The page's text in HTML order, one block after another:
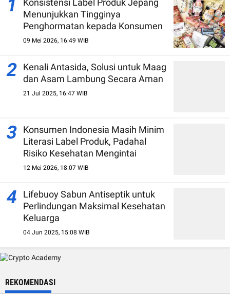
1
Menunjukkan Tingginya
Penghormatan kepada Konsumen
09 Mei 2026, 16:49 WIB
2
Kenali Antasida, Solusi untuk Maag
dan Asam Lambung Secara Aman
21 Jul 2025, 16:47 WIB
3
Konsumen Indonesia Masih Minim
Literasi Label Produk, Padahal
Risiko Kesehatan Mengintai
12 Mei 2026, 18:07 WIB
4
Lifebuoy Sabun Antiseptik untuk
Perlindungan Maksimal Kesehatan
Keluarga
04 Jun 2025, 15:08 WIB
REKOMENDASI